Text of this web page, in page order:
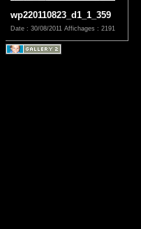
wp220110823_d1_1_359
Date : 30/08/2011 Affichages : 2191